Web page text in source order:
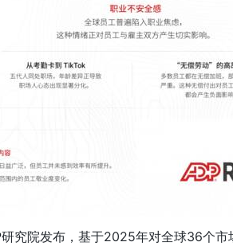
究院发布，基于2025年对全球36个